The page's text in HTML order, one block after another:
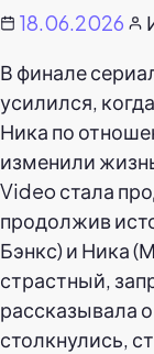
18.06.2026
В финале
усилился,
Ника по
изменили
Video стала
продолжив
Бэнкс) и Ника
страстный,
рассказывала
столкнулись,